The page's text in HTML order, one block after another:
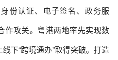
份认证、电子签名、政务服
作攻关。粤港两地率先实现数
下“跨境通办”取得突破。打造